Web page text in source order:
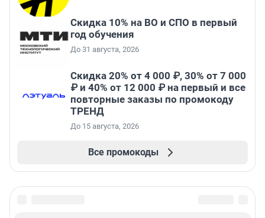
Скидка 10% на ВО и СПО в первый
год обучения
До 31 августа, 2026
Скидка 20% от 4 000 ₽, 30% от 7 000
₽ и 40% от 12 000 ₽ на первый и все
повторные заказы по промокоду
ТРЕНД
До 15 августа, 2026
Все промокоды